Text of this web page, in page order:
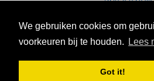
We gebruiken cookies om
voorkeuren bij te houden.
Lees
Got it!
Contact /